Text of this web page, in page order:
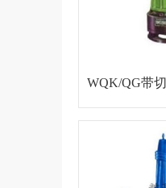
WQK/QG带切
割装置潜水排